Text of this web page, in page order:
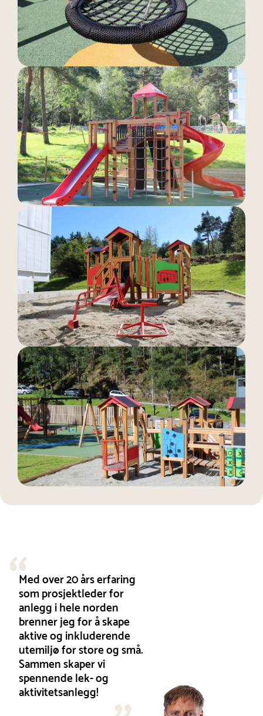
Med over 20 års erfaring
som prosjektleder for
anlegg i hele norden
brenner jeg for å skape
aktive og inkluderende
utemiljø for store og små.
Sammen skaper vi
spennende lek- og
aktivitetsanlegg!